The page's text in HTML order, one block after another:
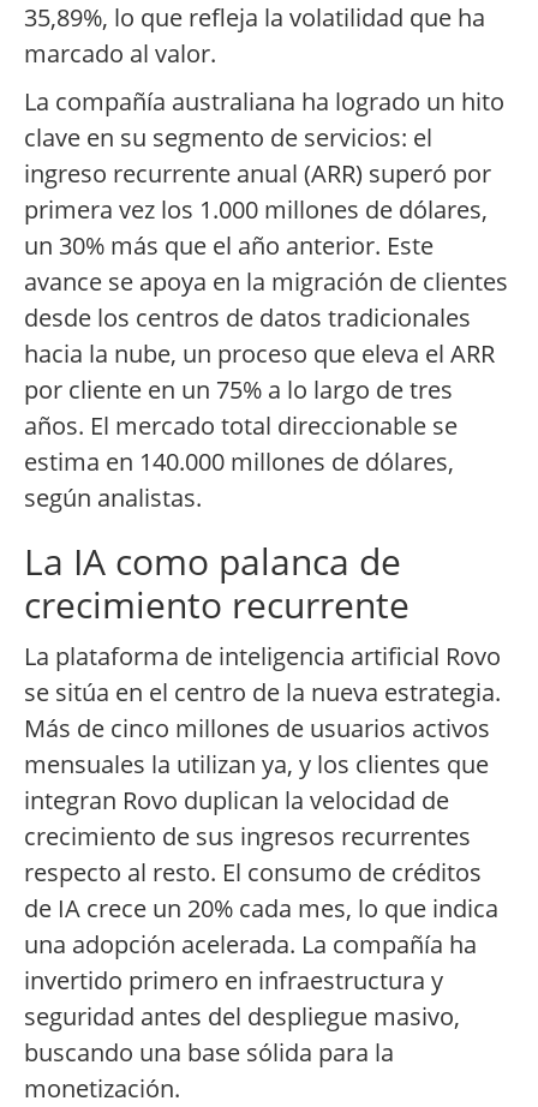
35,89%, lo que refleja la volatilidad que ha
marcado al valor.
La compañía australiana ha logrado un hito
clave en su segmento de servicios: el
ingreso recurrente anual (ARR) superó por
primera vez los 1.000 millones de dólares,
un 30% más que el año anterior. Este
avance se apoya en la migración de clientes
desde los centros de datos tradicionales
hacia la nube, un proceso que eleva el ARR
por cliente en un 75% a lo largo de tres
años. El mercado total direccionable se
estima en 140.000 millones de dólares,
según analistas.
La IA como palanca de
crecimiento recurrente
La plataforma de inteligencia artificial Rovo
se sitúa en el centro de la nueva estrategia.
Más de cinco millones de usuarios activos
mensuales la utilizan ya, y los clientes que
integran Rovo duplican la velocidad de
crecimiento de sus ingresos recurrentes
respecto al resto. El consumo de créditos
de IA crece un 20% cada mes, lo que indica
una adopción acelerada. La compañía ha
invertido primero en infraestructura y
seguridad antes del despliegue masivo,
buscando una base sólida para la
monetización.